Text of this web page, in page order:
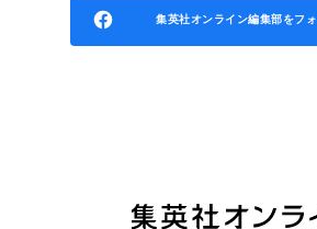
集英社オンライン編集部をフ